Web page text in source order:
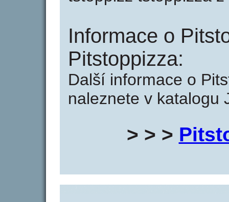
Informace o
Pitstoppizza:
Další informace o
naleznete v katalogu
> > >